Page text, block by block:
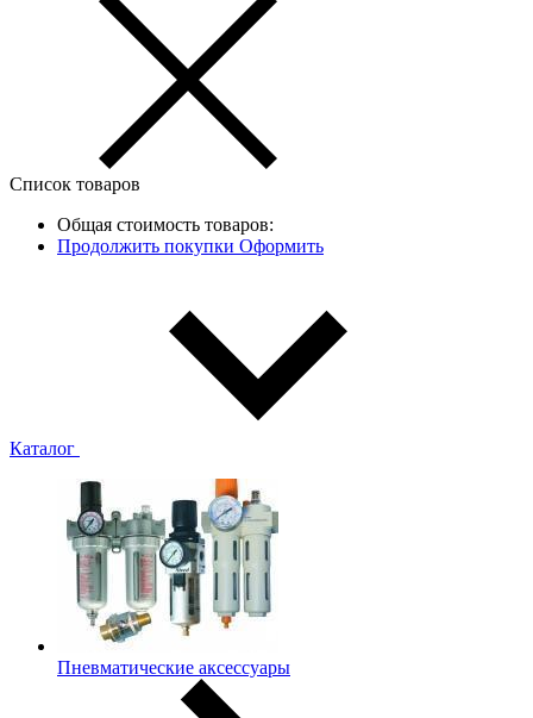
Список товаров
Общая стоимость товаров:
Продолжить покупки Оформить
Каталог
Пневматические аксессуары